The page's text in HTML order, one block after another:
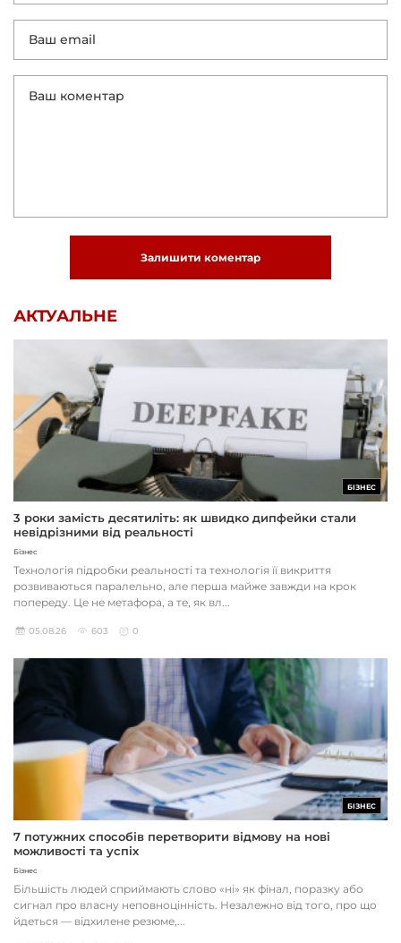
Залишити коментар
АКТУАЛЬНЕ
БІЗНЕС
3 роки замість десятиліть: як швидко дипфейки стали
невідрізними від реальності
Бізнес
Технологія підробки реальності та технологія її викриття
розвиваються паралельно, але перша майже завжди на крок
попереду. Це не метафора, а те, як вл...
05.08.26 603 0
БІЗНЕС
7 потужних способів перетворити відмову на нові
можливості та успіх
Бізнес
Більшість людей сприймають слово «ні» як фінал, поразку або
сигнал про власну неповноцінність. Незалежно від того, про що
йдеться — відхилене резюме,...